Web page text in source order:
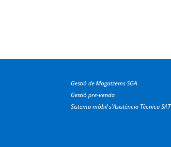
Gestió de Magatzems SGA
Gestió pre-venda
Sistema mòbil s'Asistència Tècnica SAT